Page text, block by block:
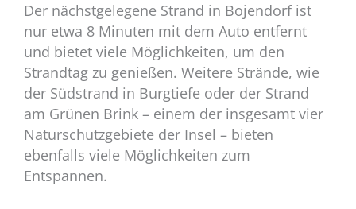
Der nächstgelegene Strand in Bojendorf ist
nur etwa 8 Minuten mit dem Auto entfernt
und bietet viele Möglichkeiten, um den
Strandtag zu genießen. Weitere Strände, wie
der Südstrand in Burgtiefe oder der Strand
am Grünen Brink – einem der insgesamt vier
Naturschutzgebiete der Insel – bieten
ebenfalls viele Möglichkeiten zum
Entspannen.